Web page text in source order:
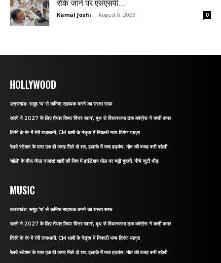
रोके जाने पर एसएसपी...
Kamal Joshi - August 8, 2026 0
HOLLYWOOD
उत्तराखंडः समूह ‘घ’ से कनिष्ठ सहायक बनने का रास्ता साफ
खरगे ने 2027 के लिए तैयार किया ‘विनर प्लान’, बूथ से विधानसभा तक कांग्रेस ने कसी कमर
तिरंगे के रंग में रंगी राजधानी, CM धामी के नेतृत्व में निकली भव्य तिरंगा यात्रा
रेलवे स्टेशन के पास एक ही जगह मिले दो शव, इलाके में मचा हड़कंप; मौत की वजह बनी पहेली
‘शोले’ के वीरू जैसा नजारा! शादी की जिद में हाईटेंशन पोल पर चढ़ी युवती, नीचे जुटी भीड़
MUSIC
उत्तराखंडः समूह ‘घ’ से कनिष्ठ सहायक बनने का रास्ता साफ
खरगे ने 2027 के लिए तैयार किया ‘विनर प्लान’, बूथ से विधानसभा तक कांग्रेस ने कसी कमर
तिरंगे के रंग में रंगी राजधानी, CM धामी के नेतृत्व में निकली भव्य तिरंगा यात्रा
रेलवे स्टेशन के पास एक ही जगह मिले दो शव, इलाके में मचा हड़कंप; मौत की वजह बनी पहेली